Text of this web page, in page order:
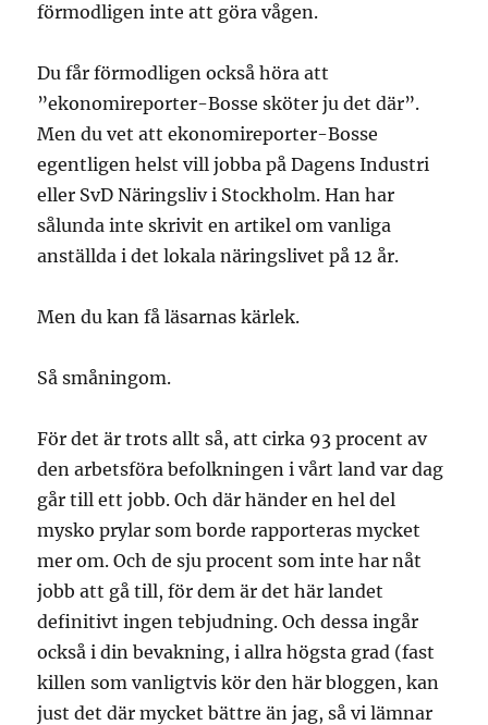
förmodligen inte att göra vågen.
Du får förmodligen också höra att
”ekonomireporter-Bosse sköter ju det där”.
Men du vet att ekonomireporter-Bosse
egentligen helst vill jobba på Dagens Industri
eller SvD Näringsliv i Stockholm. Han har
sålunda inte skrivit en artikel om vanliga
anställda i det lokala näringslivet på 12 år.
Men du kan få läsarnas kärlek.
Så småningom.
För det är trots allt så, att cirka 93 procent av
den arbetsföra befolkningen i vårt land var dag
går till ett jobb. Och där händer en hel del
mysko prylar som borde rapporteras mycket
mer om. Och de sju procent som inte har nåt
jobb att gå till, för dem är det här landet
definitivt ingen tebjudning. Och dessa ingår
också i din bevakning, i allra högsta grad (fast
killen som vanligtvis kör den här bloggen, kan
just det där mycket bättre än jag, så vi lämnar